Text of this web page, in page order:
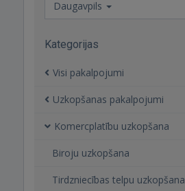
Daugavpils
Kategorijas
Visi pakalpojumi
Uzkopšanas pakalpojumi
Komercplatību uzkopšana
Biroju uzkopšana
Tirdzniecības telpu uzkopšana